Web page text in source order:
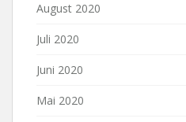
August 2020
Juli 2020
Juni 2020
Mai 2020